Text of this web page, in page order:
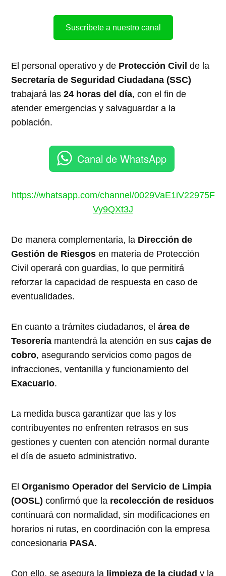
Suscríbete a nuestro canal
El personal operativo y de Protección Civil de la
Secretaría de Seguridad Ciudadana (SSC)
trabajará las24 horas del día, con el fin de
atender emergencias y salvaguardar a la
población.
Canal de WhatsApp
https://whatsapp.com/channel/0029VaE1iV22975F
Vy9QXt3J
De manera complementaria, la Dirección de
Gestión de Riesgos en materia de Protección
Civil operará con guardias, lo que permitirá
reforzar la capacidad de respuesta en caso de
eventualidades.
En cuanto a trámites ciudadanos, elárea de
Tesorería mantendrá la atención en suscajas de
cobro, asegurando servicios como pagos de
infracciones, ventanilla y funcionamiento del
Exacuario.
La medida busca garantizar que las y los
contribuyentes no enfrenten retrasos en sus
gestiones y cuenten con atención normal durante
el día de asueto administrativo.
ElOrganismo Operador del Servicio de Limpia
(OOSL) confirmó que la recolección de residuos
continuará con normalidad, sin modificaciones en
horarios ni rutas, en coordinación con la empresa
concesionaria PASA.
Con ello, se asegura la limpieza de la ciudad y la